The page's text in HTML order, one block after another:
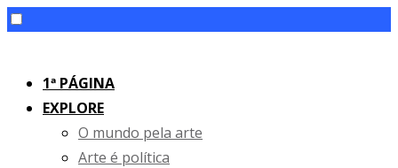
content1ª PÁGINA
EXPLORE
O mundo pela arte
Arte é política